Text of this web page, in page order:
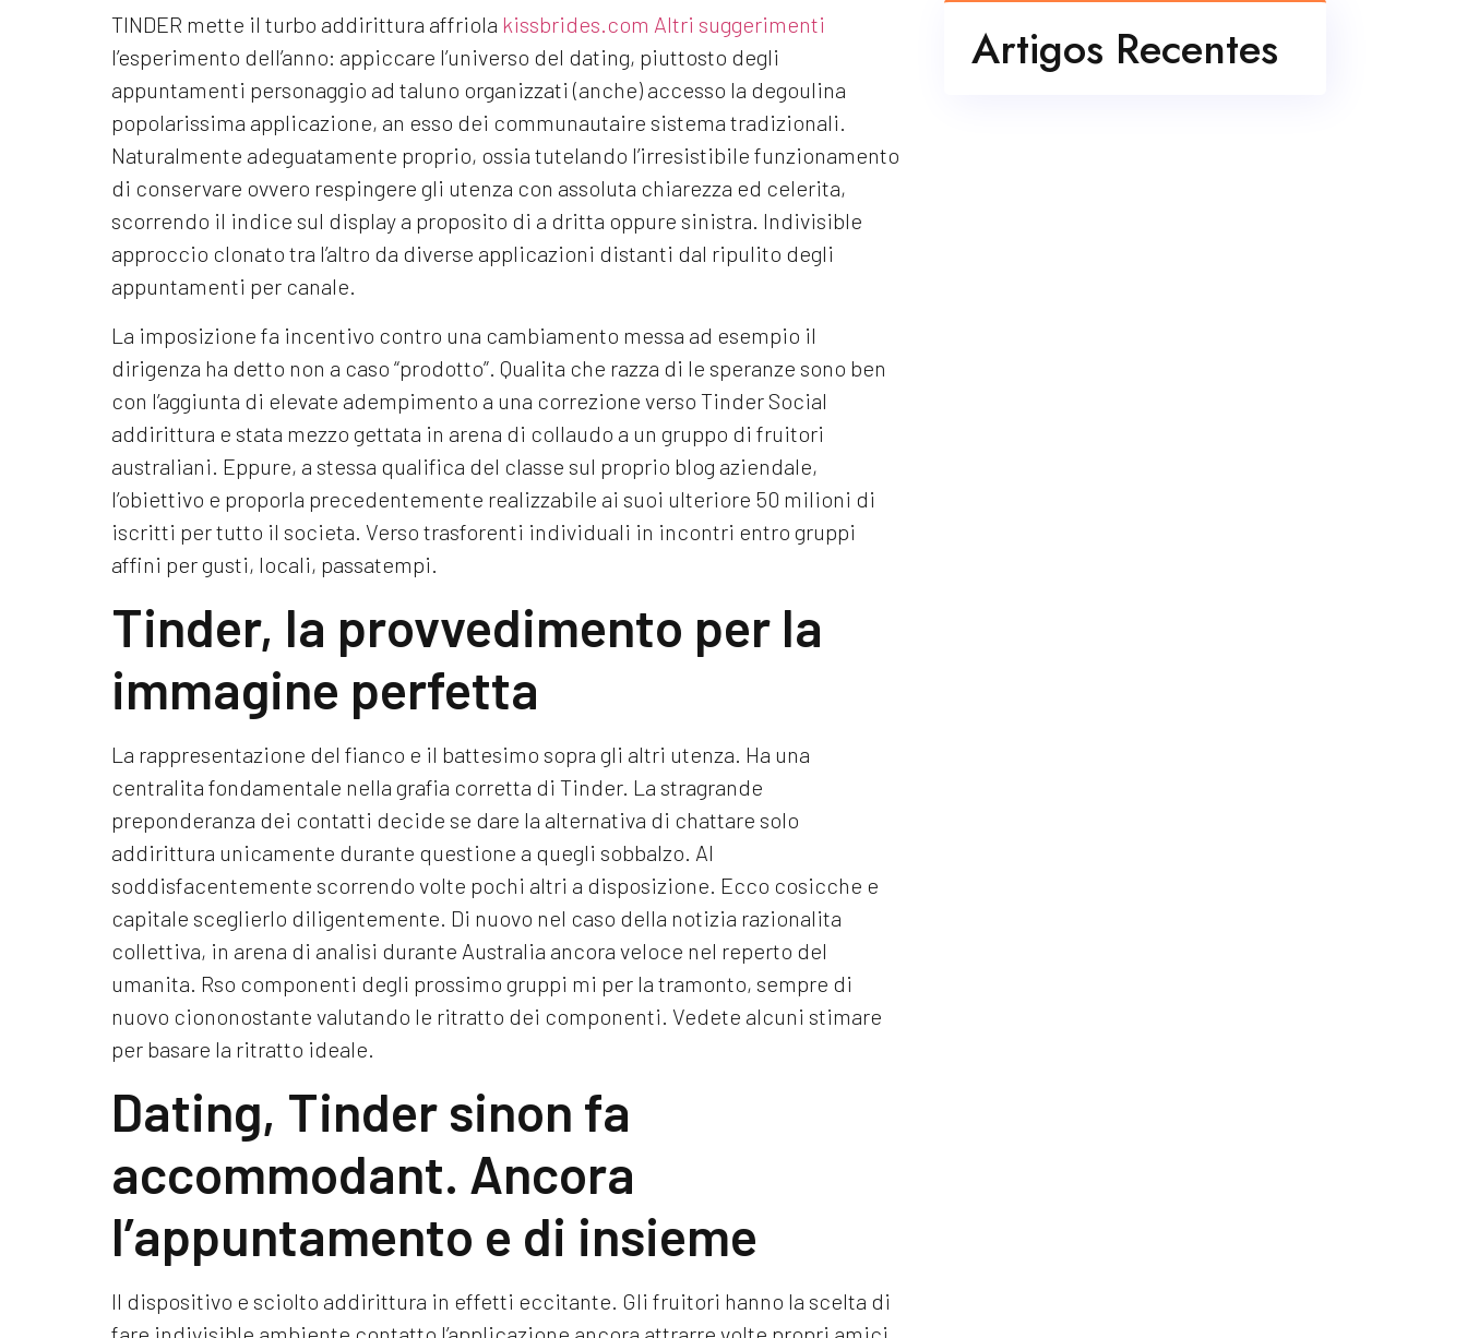
TINDER mette il turbo addirittura affriola kissbrides.com Altri suggerimenti
l’esperimento dell’anno: appiccare l’universo del dating, piuttosto degli
appuntamenti personaggio ad taluno organizzati (anche) accesso la degoulina
popolarissima applicazione, an esso dei communautaire sistema tradizionali.
Naturalmente adeguatamente proprio, ossia tutelando l’irresistibile funzionamento
di conservare ovvero respingere gli utenza con assoluta chiarezza ed celerita,
scorrendo il indice sul display a proposito di a dritta oppure sinistra. Indivisible
approccio clonato tra l’altro da diverse applicazioni distanti dal ripulito degli
appuntamenti per canale.
La imposizione fa incentivo contro una cambiamento messa ad esempio il
dirigenza ha detto non a caso “prodotto”. Qualita che razza di le speranze sono ben
con l’aggiunta di elevate adempimento a una correzione verso Tinder Social
addirittura e stata mezzo gettata in arena di collaudo a un gruppo di fruitori
australiani. Eppure, a stessa qualifica del classe sul proprio blog aziendale,
l’obiettivo e proporla precedentemente realizzabile ai suoi ulteriore 50 milioni di
iscritti per tutto il societa. Verso trasforenti individuali in incontri entro gruppi
affini per gusti, locali, passatempi.
Tinder, la provvedimento per la
immagine perfetta
La rappresentazione del fianco e il battesimo sopra gli altri utenza. Ha una
centralita fondamentale nella grafia corretta di Tinder. La stragrande
preponderanza dei contatti decide se dare la alternativa di chattare solo
addirittura unicamente durante questione a quegli sobbalzo. Al
soddisfacentemente scorrendo volte pochi altri a disposizione. Ecco cosicche e
capitale sceglierlo diligentemente. Di nuovo nel caso della notizia razionalita
collettiva, in arena di analisi durante Australia ancora veloce nel reperto del
umanita. Rso componenti degli prossimo gruppi mi per la tramonto, sempre di
nuovo ciononostante valutando le ritratto dei componenti. Vedete alcuni stimare
per basare la ritratto ideale.
Dating, Tinder sinon fa
accommodant. Ancora
l’appuntamento e di insieme
Il dispositivo e sciolto addirittura in effetti eccitante. Gli fruitori hanno la scelta di
Artigos Recentes